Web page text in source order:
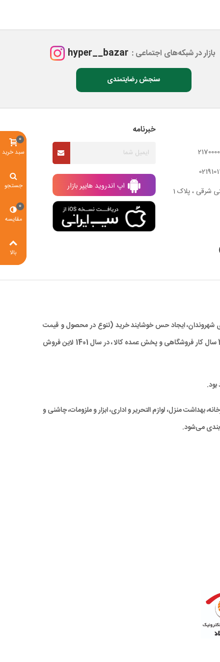
بازار در شبکه‌های اجتماعی : hyper__bazar
سنجش رضایتمندی
شرقی ، پلاک 1
خبرنامه
اپ اندروید هایپر بازار
شهروندان، ایجاد حس خوشایند خرید (تنوع در محصول و قیمت
مناسب)، صرفه جویی در زمان و در نهایت کاهش ترددهای درون شهری، با ارائه کالاهای با کیفیت بالا و همچنین قیمتی مناسب و رقابتی ، با تجربه 28 سال کار فروشگاهی و پخش عمده کالا ، در سال 1401 لاین فروش
بهداشت منزل، لوازم التحریر و اداری، ابزار و ملزومات، چاشنی و
می‌شود.
سبد خرید
0
جستجو
مقایسه
0
بالا